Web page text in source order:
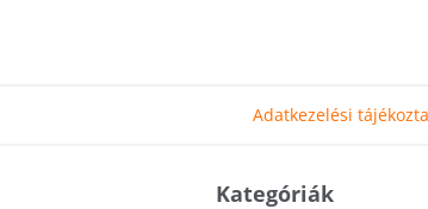
Adatkezelési
Kategóriák